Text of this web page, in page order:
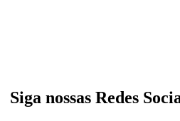
Siga nossas Redes